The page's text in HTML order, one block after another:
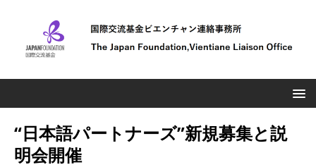
“日本語パートナーズ”新規募集と説
明会開催